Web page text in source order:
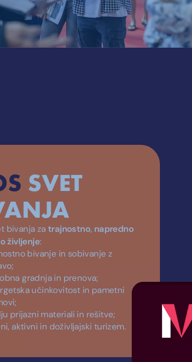
SVET
bivanja za trajnostno, napredno
življenje:
bivanje in sobivanje z
gradnja in prenova;
učinkovitost in pametni
prijazni materiali in rešitve;
aktivni in doživljajski turizem.